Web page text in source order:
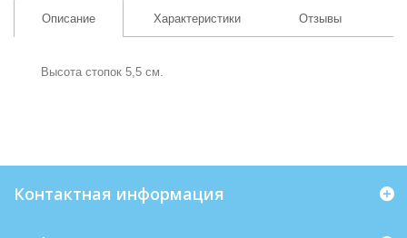
Описание Характеристики Отзывы
Высота стопок 5,5 см.
Контактная информация